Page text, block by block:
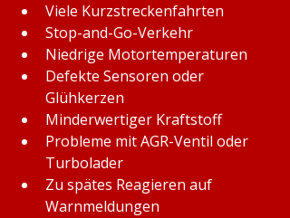
Viele Kurzstreckenfahrten
Stop-and-Go-Verkehr
Niedrige Motortemperaturen
Defekte Sensoren oder
Glühkerzen
Minderwertiger Kraftstoff
Probleme mit AGR-Ventil oder
Turbolader
Zu spätes Reagieren auf
Warnmeldungen